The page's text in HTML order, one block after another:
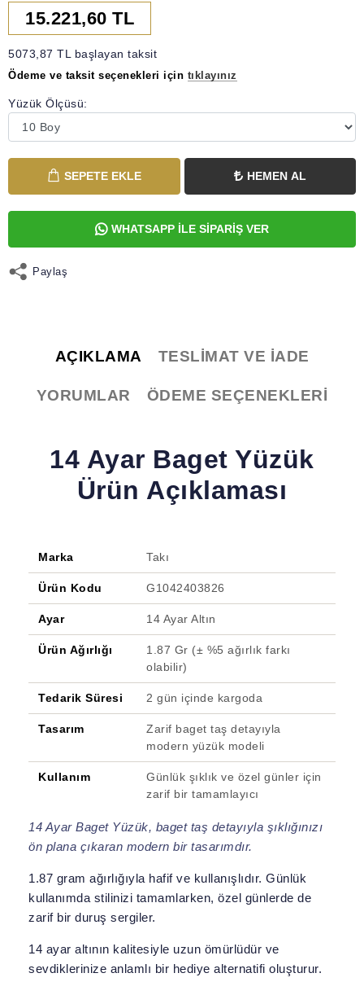
15.221,60 TL
5073,87 TL başlayan taksit
Ödeme ve taksit seçenekleri için tıklayınız
Yüzük Ölçüsü:
SEPETE EKLE HEMEN AL
WHATSAPP İLE SİPARİŞ VER
Paylaş
AÇIKLAMA TESLIMAT VE İADE
YORUMLAR ÖDEME SEÇENEKLERI
14 Ayar Baget Yüzük
Ürün Açıklaması
Marka Takı
Ürün Kodu G1042403826
Ayar 14 Ayar Altın
Ürün Ağırlığı
1.87 Gr (± %5 ağırlık farkı
olabilir)
Tedarik Süresi 2 gün içinde kargoda
Tasarım
Zarif baget taş detayıyla
modern yüzük modeli
Kullanım
Günlük şıklık ve özel günler için
zarif bir tamamlayıcı
14 Ayar Baget Yüzük, baget taş detayıyla şıklığınızı
ön plana çıkaran modern bir tasarımdır.
1.87 gram ağırlığıyla hafif ve kullanışlıdır. Günlük
kullanımda stilinizi tamamlarken, özel günlerde de
zarif bir duruş sergiler.
14 ayar altının kalitesiyle uzun ömürlüdür ve
sevdiklerinize anlamlı bir hediye alternatifi oluşturur.